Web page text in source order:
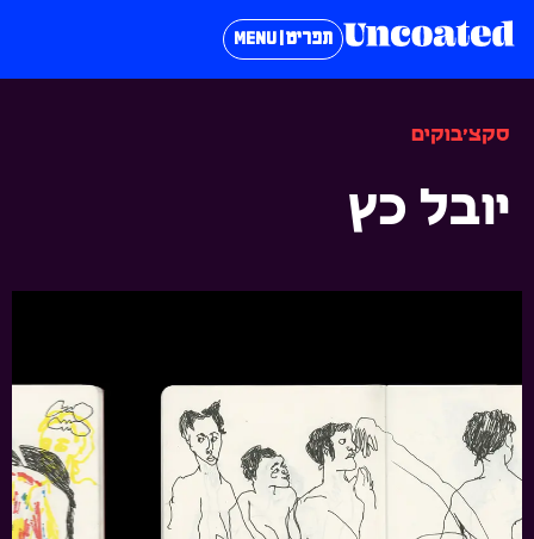
תפריט | MENU
סקצ׳בוקים
יובל כץ